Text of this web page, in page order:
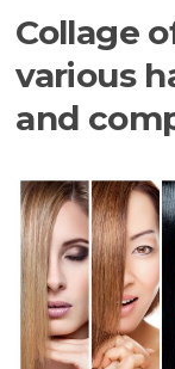
Collage
various
and